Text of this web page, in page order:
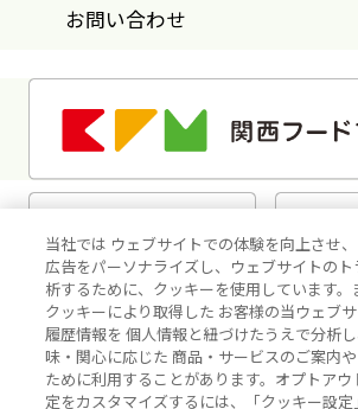
お問い合わせ
当社では ウェブサイトでの体験を向上させ
広告をパーソナライズし、ウェブサイトの
析するために、クッキーを使用しています。
クッキーにより取得した お客様の当ウェブ
履歴情報を 個人情報と紐づけたうえで分析
味・関心に応じた 商品・サービスのご案内
ために利用することがあります。オプトア
定をカスタマイズするには、「クッキー設定